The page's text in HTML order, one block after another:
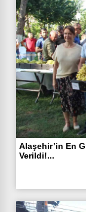
Alaşehir’in En
Verildi!...